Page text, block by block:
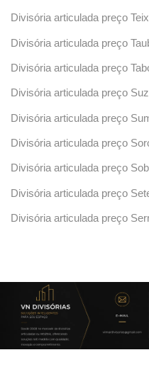
Divisória articulada preço
Divisória articulada preço
Divisória articulada preço
Divisória articulada preço
Divisória articulada preço
Divisória articulada preço
Divisória articulada preço
Divisória articulada preço
Divisória articulada preço